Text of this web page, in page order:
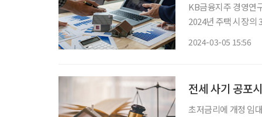
KB금융지주 경영연
2024년 주택 시장의
2024-03-05 15:56
전세 사기 공포
초저금리에 개정 임